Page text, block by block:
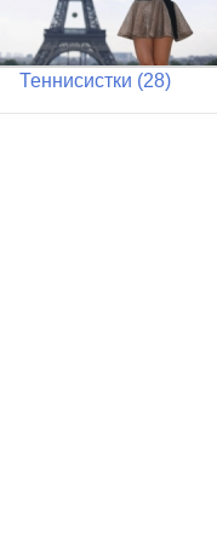
Теннисистки (28)